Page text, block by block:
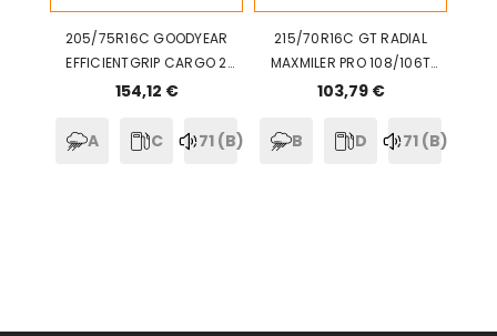
205/75R16C GOODYEAR
EFFICIENTGRIP CARGO 2
110/108R CAB71
154,12 €
A C 71 (B)
215/70R16C GT RADIAL
MAXMILER PRO 108/106T
DBB71
103,79 €
B D 71 (B)